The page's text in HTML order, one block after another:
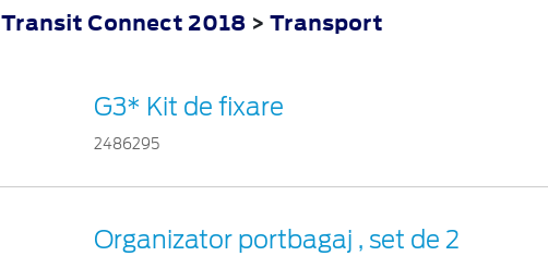
Transit Connect 2018 > Transport
G3* Kit de fixare
2486295
Organizator portbagaj , set de 2